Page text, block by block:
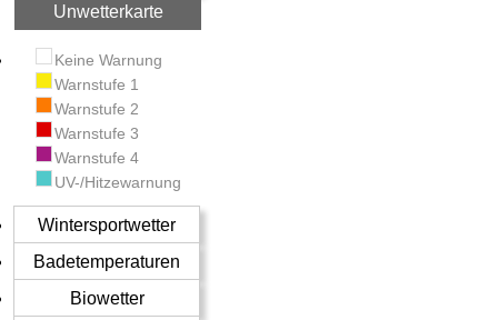
Unwetterkarte
Keine Warnung
Warnstufe 1
Warnstufe 2
Warnstufe 3
Warnstufe 4
UV-/Hitzewarnung
Wintersportwetter
Badetemperaturen
Biowetter